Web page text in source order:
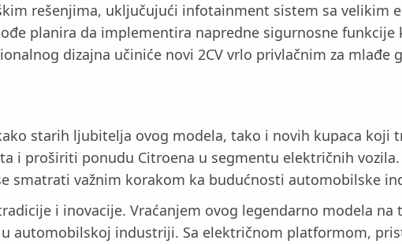
rešenjima, uključujući infotainment sistem sa velikim
planira da implementira napredne sigurnosne
dizajna učiniće novi 2CV vrlo privlačnim za mlađe
starih ljubitelja ovog modela, tako i novih kupaca koji
i proširiti ponudu Citroena u segmentu električnih
smatrati važnim korakom ka budućnosti automobilske
i inovacije. Vraćanjem ovog legendarno modela na
u automobilskoj industriji. Sa električnom platformom,